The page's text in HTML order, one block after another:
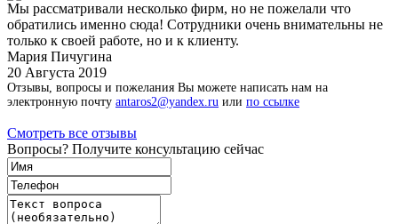
Мы рассматривали несколько фирм, но не пожелали что
обратились именно сюда! Сотрудники очень внимательны не
только к своей работе, но и к клиенту.
Мария Пичугина
20 Августа 2019
Отзывы, вопросы и пожелания Вы можете написать нам на
электронную почту antaros2@yandex.ru или по ссылке
Смотреть все отзывы
Вопросы? Получите консультацию сейчас